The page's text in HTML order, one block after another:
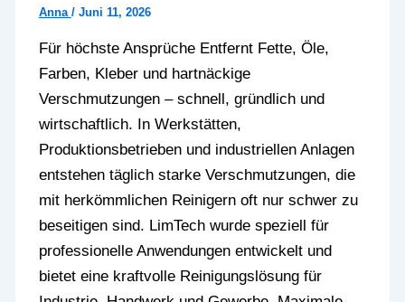
Anna / Juni 11, 2026
Für höchste Ansprüche Entfernt Fette, Öle,
Farben, Kleber und hartnäckige
Verschmutzungen – schnell, gründlich und
wirtschaftlich. In Werkstätten,
Produktionsbetrieben und industriellen Anlagen
entstehen täglich starke Verschmutzungen, die
mit herkömmlichen Reinigern oft nur schwer zu
beseitigen sind. LimTech wurde speziell für
professionelle Anwendungen entwickelt und
bietet eine kraftvolle Reinigungslösung für